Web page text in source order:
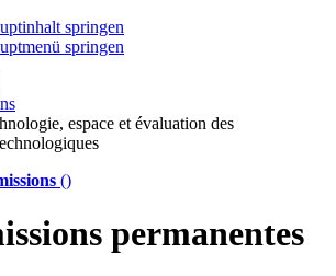
springen
springen
espace et évaluation des
()
permanentes